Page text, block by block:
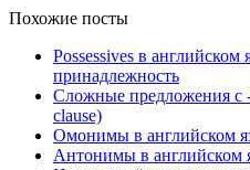
Похожие посты
Possessives в английском
принадлежность
Сложные предложения с
clause)
Омонимы в английском
Антонимы в английском